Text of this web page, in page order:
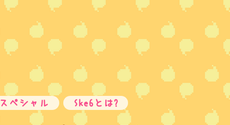
スペシャル Ske6とは?